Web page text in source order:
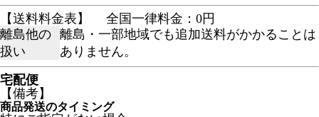
【送料料金表】
全国一律料金：0円
離島他の
扱い
離島・一部地域でも追加送料がかかることは
ありません。
宅配便
【備考】
商品発送のタイミング